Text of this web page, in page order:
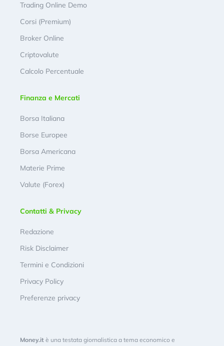
Trading Online Demo
Corsi (Premium)
Broker Online
Criptovalute
Calcolo Percentuale
Finanza e Mercati
Borsa Italiana
Borse Europee
Borsa Americana
Materie Prime
Valute (Forex)
Contatti & Privacy
Redazione
Risk Disclaimer
Termini e Condizioni
Privacy Policy
Preferenze privacy
Money.it è una testata giornalistica a tema economico e